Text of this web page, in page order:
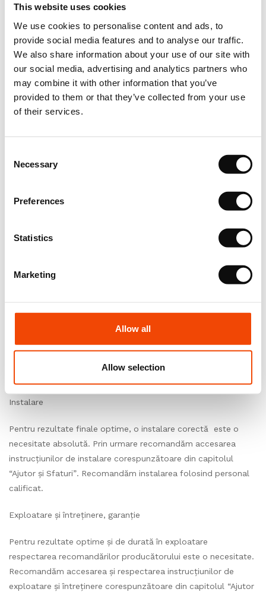
This website uses cookies
We use cookies to personalise content and ads, to
provide social media features and to analyse our traffic.
We also share information about your use of our site with
our social media, advertising and analytics partners who
may combine it with other information that you’ve
provided to them or that they’ve collected from your use
of their services.
Selection
Necessary
Preferences
Statistics
Marketing
Allow all
Allow selection
cantitatea achiziționată în m2(metri pătratț) va fi livrată
în cutii , fiecare cutie având o cantitate clar specificată în
m2 (metri pătrați/cutie). Astfel cantitatea totală în m2(metri
pătrați) care se va comanda, respectiv achiziționa, va însemna
un număr întreg de cutii.
Depozitare
urmează să fie instalat vinilul. Lăsați-le în așteptare timp de
Calitatea, culoarea și numărul lotului de fabricație sunt
parte. Pentru un rezultat optim după montare, vizual vorbind,
este foarte important să folosiți produs din același lot de
fabricație în aceeași încăpere sau suprafață în parte. Prin
urmare, trebuie să verificați întotdeauna produsul livrat înainte
În așteptarea instalării, depozitați dalele sau plăcile într-o
Instalare
Pentru rezultate finale optime, o instalare corectă este o
necesitate absolută. Prin urmare recomandăm accesarea
instrucțiunilor de instalare corespunzătoare din capitolul
“Ajutor și Sfaturi”. Recomandăm instalarea folosind personal
calificat.
Exploatare și întreținere, garanție
Pentru rezultate optime și de durată în exploatare
respectarea recomandărilor producătorului este o necesitate.
Recomandăm accesarea și respectarea instrucțiunilor de
exploatare și întreținere corespunzătoare din capitolul “Ajutor